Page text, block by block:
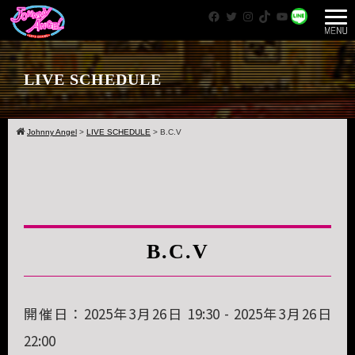
Facebook
Twitter
Instagram
TikTok
YouTube
WhatsApp
LIVE SCHEDULE
Johnny Angel > LIVE SCHEDULE > B.C.V
B.C.V
開催日：2025年3月26日 19:30 - 2025年3月26日
22:00